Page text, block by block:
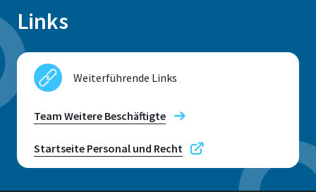
Links
Weiterführende Links
Team Weitere Beschäftigte
Startseite Personal und Recht